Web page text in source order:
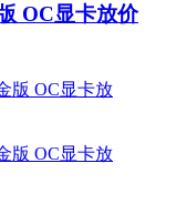
OC显卡放价